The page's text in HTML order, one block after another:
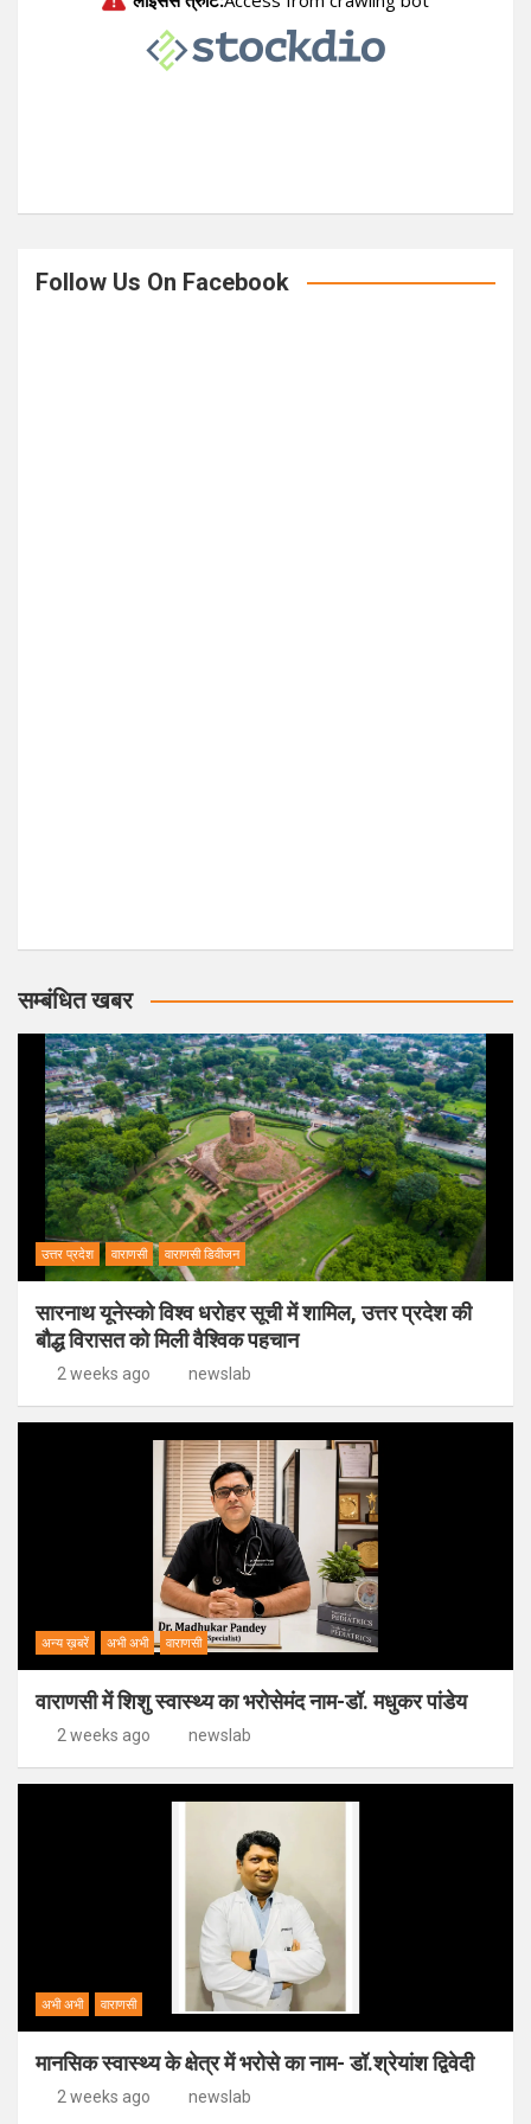
Follow Us On Facebook
सम्बंधित खबर
उत्तर प्रदेश वाराणसी वाराणसी डिवीजन
सारनाथ यूनेस्को विश्व धरोहर सूची में शामिल, उत्तर प्रदेश की
बौद्ध विरासत को मिली वैश्विक पहचान
2 weeks ago newslab
अन्य ख़बरें अभी अभी वाराणसी
वाराणसी में शिशु स्वास्थ्य का भरोसेमंद नाम-डॉ. मधुकर पांडेय
2 weeks ago newslab
अभी अभी वाराणसी
मानसिक स्वास्थ्य के क्षेत्र में भरोसे का नाम- डॉ.श्रेयांश द्विवेदी
2 weeks ago newslab